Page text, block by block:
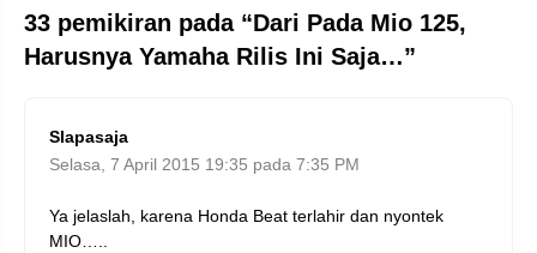
33 pemikiran pada “Dari Pada Mio 125,
Harusnya Yamaha Rilis Ini Saja…”
SIapasaja
Selasa, 7 April 2015 19:35 pada 7:35 PM
Ya jelaslah, karena Honda Beat terlahir dan nyontek
MIO…..